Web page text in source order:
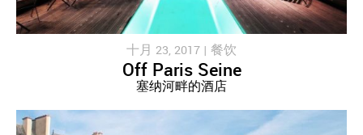
十月 23, 2017 | 餐饮
Off Paris Seine
塞纳河畔的酒店